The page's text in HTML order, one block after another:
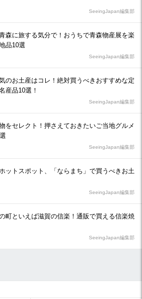
SeeingJapan編集部
森に旅する気分で！おうちで青森物産展を楽
品10選
SeeingJapan編集部
のお土産はコレ！絶対買うべきおすすめな定
産品10選！
SeeingJapan編集部
をセレクト！押さえておきたいご当地グルメ
SeeingJapan編集部
ットスポット、「ならまち」で買うべきお土
SeeingJapan編集部
町といえば滋賀の信楽！通販で買える信楽焼
SeeingJapan編集部